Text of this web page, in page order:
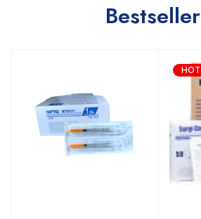
HOT